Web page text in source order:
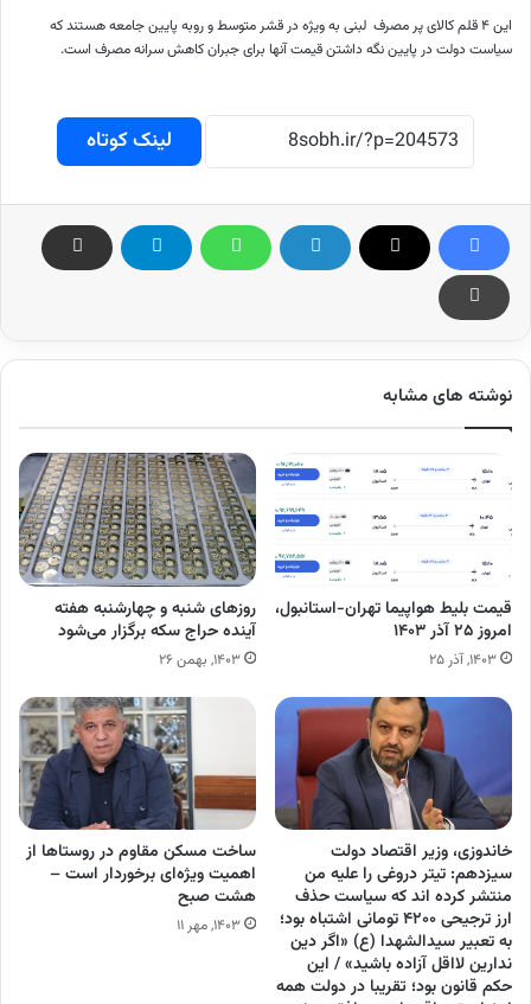
این ۴ قلم کالای پر مصرف لبنی به ویژه در قشر متوسط و روبه پایین جامعه هستند که
سیاست دولت در پایین نگه داشتن قیمت آنها برای جبران کاهش سرانه مصرف است.
لینک کوتاه
نوشته های مشابه
قیمت بلیط هواپیما تهران-استانبول،
امروز ۲۵ آذر ۱۴۰۳
۱۴۰۳, آذر ۲۵
روزهای شنبه و چهارشنبه هفته
آینده حراج سکه برگزار می‌شود
۱۴۰۳, بهمن ۲۶
خاندوزی، وزیر اقتصاد دولت
سیزدهم: تیتر دروغی را علیه من
منتشر کرده اند که سیاست حذف
ارز ترجیحی ۴۲۰۰ تومانی اشتباه بود؛
به تعبیر سیدالشهدا (ع) «اگر دین
ندارین لااقل آزاده باشید» / این
حکم قانون بود؛ تقریبا در دولت همه
ساخت مسکن مقاوم در روستاها از
اهمیت ویژه‌ای برخوردار است –
هشت صبح
۱۴۰۳, مهر ۱۱